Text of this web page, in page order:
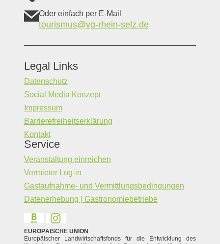
Oder einfach per E-Mail
tourismus@vg-rhein-selz.de
Legal Links
Datenschutz
Social Media Konzept
Impressum
Barrierefreiheitserklärung
Kontakt
Service
Veranstaltung einreichen
Vermieter Log-in
Gastaufnahme- und Vermittlungsbedingungen
Datenerhebung | Gastronomiebetriebe
EUROPÄISCHE UNION
Europäischer Landwirtschaftsfonds für die Entwicklung des